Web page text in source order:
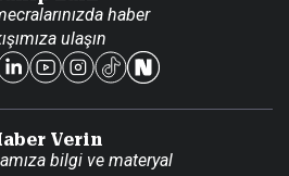
haber
ulaşın
Verin
bilgi ve materyal